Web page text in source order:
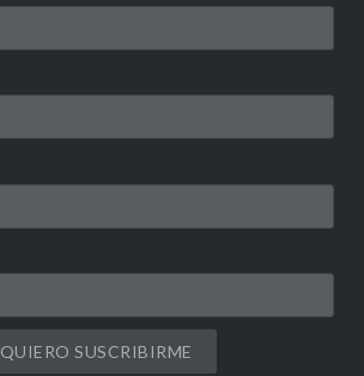
QUIERO SUSCRIBIRME